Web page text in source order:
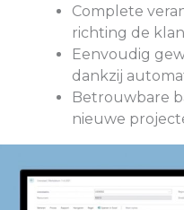
Complete
richting de
Eenvoudig
dankzij
Betrouwbare
nieuwe